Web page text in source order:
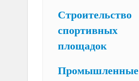
Строительство
спортивных
площадок
Промышленные